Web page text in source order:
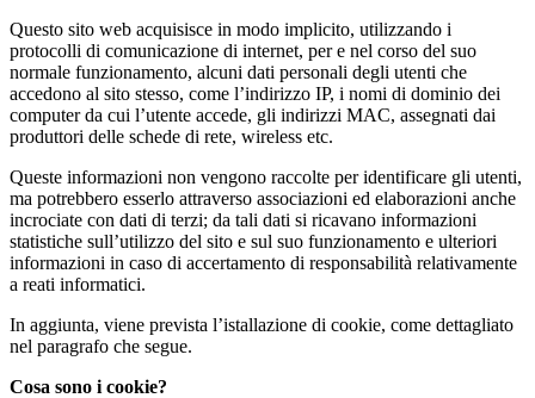
Questo sito web acquisisce in modo implicito, utilizzando i
protocolli di comunicazione di internet, per e nel corso del suo
normale funzionamento, alcuni dati personali degli utenti che
accedono al sito stesso, come l’indirizzo IP, i nomi di dominio dei
computer da cui l’utente accede, gli indirizzi MAC, assegnati dai
produttori delle schede di rete, wireless etc.
Queste informazioni non vengono raccolte per identificare gli utenti,
ma potrebbero esserlo attraverso associazioni ed elaborazioni anche
incrociate con dati di terzi; da tali dati si ricavano informazioni
statistiche sull’utilizzo del sito e sul suo funzionamento e ulteriori
informazioni in caso di accertamento di responsabilità relativamente
a reati informatici.
In aggiunta, viene prevista l’istallazione di cookie, come dettagliato
nel paragrafo che segue.
Cosa sono i cookie?